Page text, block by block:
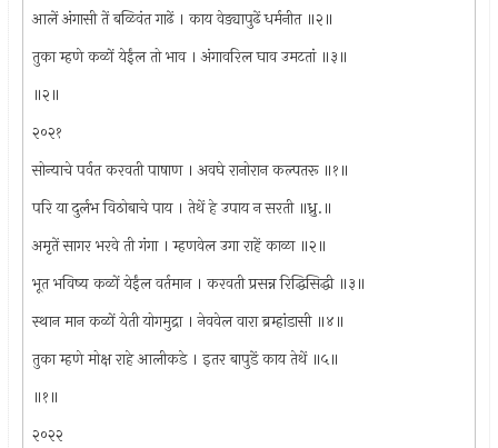
आलें अंगासी तें बळिवंत गाढें । काय वेड्यापुढें धर्मनीत ॥२॥
तुका म्हणे कळों येईंल तो भाव । अंगावरिल घाव उमटतां ॥३॥
॥२॥
२०२१
सोन्याचे पर्वत करवती पाषाण । अवघे रानोरान कल्पतरू ॥१॥
परि या दुर्लभ विठोबाचे पाय । तेथें हे उपाय न सरती ॥ध्रु.॥
अमृतें सागर भरवे ती गंगा । म्हणवेल उगा राहें काळा ॥२॥
भूत भविष्य कळों येईंल वर्तमान । करवती प्रसन्न रिद्धिसिद्धी ॥३॥
स्थान मान कळों येती योगमुद्रा । नेववेल वारा ब्रम्हांडासी ॥४॥
तुका म्हणे मोक्ष राहे आलीकडे । इतर बापुडें काय तेथें ॥५॥
॥१॥
२०२२